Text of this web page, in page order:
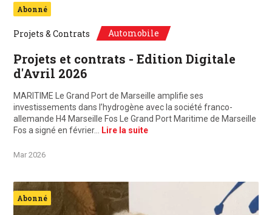
Abonné
Projets & Contrats Automobile
Projets et contrats - Edition Digitale
d'Avril 2026
MARITIME Le Grand Port de Marseille amplifie ses
investissements dans l’hydrogène avec la société franco-
allemande H4 Marseille Fos Le Grand Port Maritime de Marseille
Fos a signé en février…
Lire la suite
Mar 2026
Abonné